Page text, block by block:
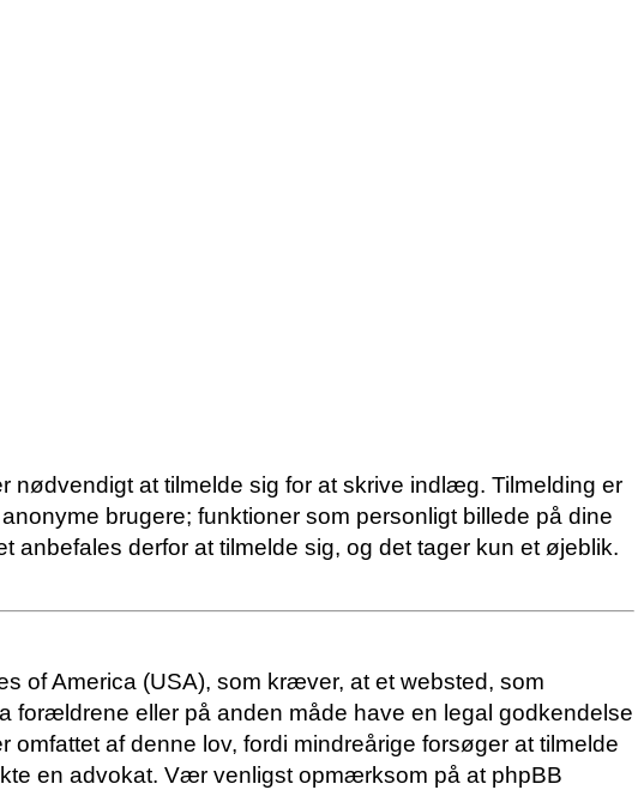
nødvendigt at tilmelde sig for at skrive indlæg. Tilmelding er
brugere; funktioner som personligt billede på dine
derfor at tilmelde sig, og det tager kun et øjeblik.
of America (USA), som kræver, at et websted, som
forældrene eller på anden måde have en legal godkendelse
af denne lov, fordi mindreårige forsøger at tilmelde
en advokat. Vær venligst opmærksom på at phpBB